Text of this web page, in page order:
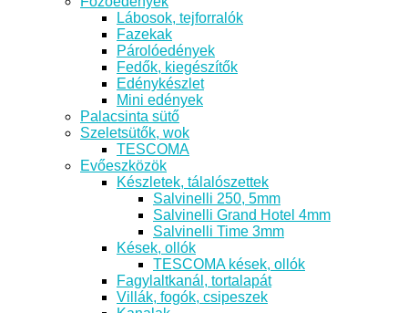
Lábosok, tejforralók
Fazekak
Párolóedények
Fedők, kiegészítők
Edénykészlet
Mini edények
Palacsinta sütő
Szeletsütők, wok
TESCOMA
Evőeszközök
Készletek, tálalószettek
Salvinelli 250, 5mm
Salvinelli Grand Hotel 4mm
Salvinelli Time 3mm
Kések, ollók
TESCOMA kések, ollók
Fagylaltkanál, tortalapát
Villák, fogók, csipeszek